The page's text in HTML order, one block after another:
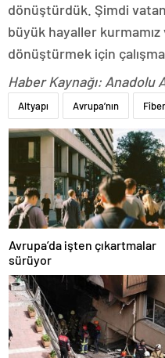
dönüştürdük. Şimdi
büyük hayaller
dönüştürmek için
Haber Kaynağı: Anadolu
Altyapı Avrupa’nın Fiber
Avrupa’da işten çıkartmalar
sürüyor